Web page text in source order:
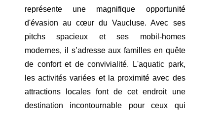
représente une magnifique opportunité
d'évasion au cœur du Vaucluse. Avec ses
pitchs spacieux et ses mobil-homes
modernes, il s’adresse aux familles en quête
de confort et de convivialité. L'aquatic park,
les activités variées et la proximité avec des
attractions locales font de cet endroit une
destination incontournable pour ceux qui